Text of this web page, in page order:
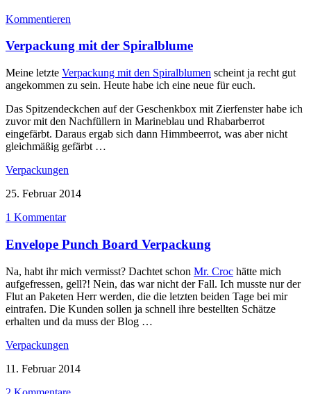
Kommentieren
Verpackung mit der Spiralblume
Meine letzte Verpackung mit den Spiralblumen scheint ja recht gut
angekommen zu sein. Heute habe ich eine neue für euch.
Das Spitzendeckchen auf der Geschenkbox mit Zierfenster habe ich
zuvor mit den Nachfüllern in Marineblau und Rhabarberrot
eingefärbt. Daraus ergab sich dann Himmbeerrot, was aber nicht
gleichmäßig gefärbt …
Verpackungen
25. Februar 2014
1 Kommentar
Envelope Punch Board Verpackung
Na, habt ihr mich vermisst? Dachtet schon Mr. Croc hätte mich
aufgefressen, gell?! Nein, das war nicht der Fall. Ich musste nur der
Flut an Paketen Herr werden, die die letzten beiden Tage bei mir
eintrafen. Die Kunden sollen ja schnell ihre bestellten Schätze
erhalten und da muss der Blog …
Verpackungen
11. Februar 2014